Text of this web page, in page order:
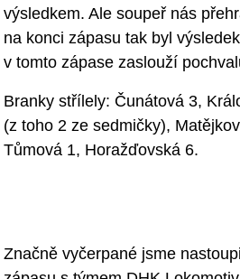
výsledkem. Ale soupeř nás
na konci zápasu tak byl
v tomto zápasezaslouží
Branky střílely: Čunátová 3,
(z toho 2 ze sedmičky),
Tůmová 1, Horažďovská 6.
Značně vyčerpané jsme